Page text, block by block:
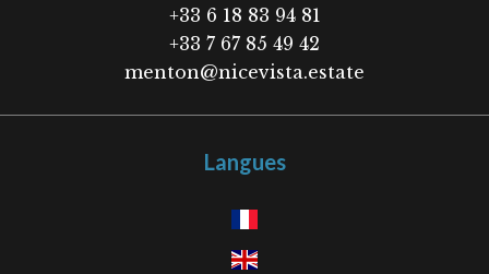
+33 6 18 83 94 81
+33 7 67 85 49 42
menton@nicevista.estate
Langues